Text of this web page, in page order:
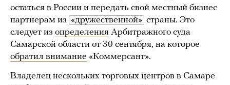
остаться в России и передать свой местный бизнес
партнерам из «дружественной» страны. Это
следует из определения Арбитражного суда
Самарской области от 30 сентября, на которое
обратил внимание «Коммерсант».
Владелец нескольких торговых центров в Самаре